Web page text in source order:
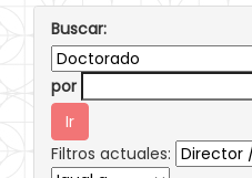
Buscar:
por
Filtros actuales: